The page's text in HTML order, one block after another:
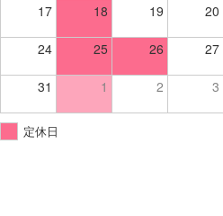
17 18 19 20
24 25 26 27
31 1 2 3
定休日